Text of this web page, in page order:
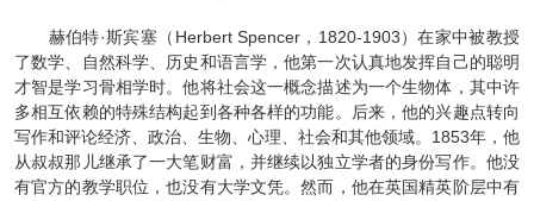
赫伯特·斯宾塞（Herbert Spencer，1820-1903）在家中被教授
了数学、自然科学、历史和语言学，他第一次认真地发挥自己的聪明
才智是学习骨相学时。他将社会这一概念描述为一个生物体，其中许
多相互依赖的特殊结构起到各种各样的功能。后来，他的兴趣点转向
写作和评论经济、政治、生物、心理、社会和其他领域。1853年，他
从叔叔那儿继承了一大笔财富，并继续以独立学者的身份写作。他没
有官方的教学职位，也没有大学文凭。然而，他在英国精英阶层中有